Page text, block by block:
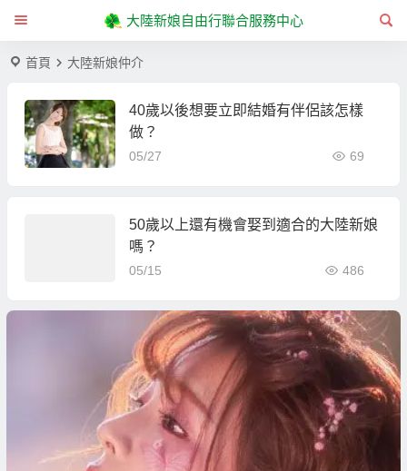
大陸新娘自由行聯合服務中心
首頁 大陸新娘仲介
40歲以後想要立即結婚有伴侶該怎樣
做？
05/27 69
50歲以上還有機會娶到適合的大陸新娘
嗎？
05/15 486